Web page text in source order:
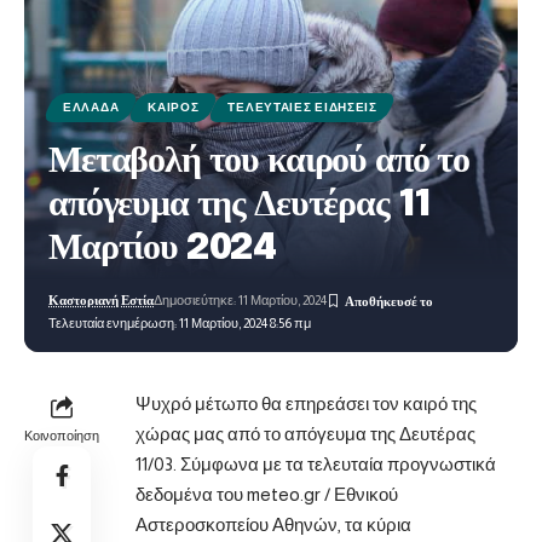
ΕΛΛΆΔΑ ΚΑΙΡΌΣ ΤΕΛΕΥΤΑΊΕΣ ΕΙΔΉΣΕΙΣ
Μεταβολή του καιρού από το
απόγευμα της Δευτέρας 11
Μαρτίου 2024
Τελευταία ενημέρωση: 11 Μαρτίου, 2024 8:56 πμ
Καστοριανή ΕστίαΔημοσιεύτηκε: 11 Μαρτίου, 2024
Κοινοποίηση
Ψυχρό μέτωπο θα επηρεάσει τον καιρό της
χώρας μας από το απόγευμα της Δευτέρας
11/03. Σύμφωνα με τα τελευταία προγνωστικά
δεδομένα του meteo.gr / Εθνικού
Αστεροσκοπείου Αθηνών, τα κύρια